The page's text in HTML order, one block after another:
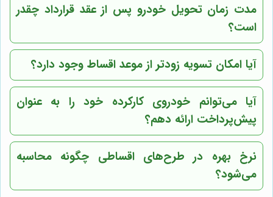
مدت زمان تحویل خودرو پس از عقد قرارداد چقدر
است؟
آیا امکان تسویه زودتر از موعد اقساط وجود دارد؟
آیا می‌توانم خودروی کارکرده خود را به عنوان
پیش‌پرداخت ارائه دهم؟
نرخ بهره در طرح‌های اقساطی چگونه محاسبه
می‌شود؟